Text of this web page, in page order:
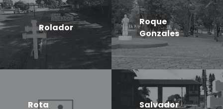
Rolador
Roque
Gonzales
Rota Salvador